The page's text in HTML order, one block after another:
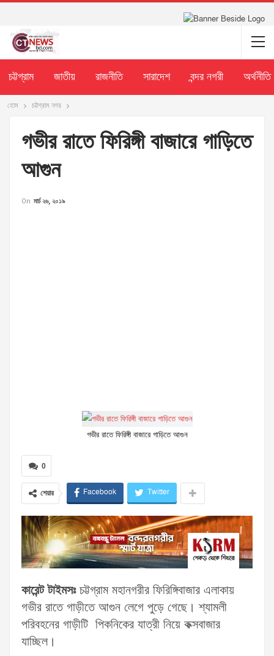
চট্টগ্রাম জাতীয় রাজনীতি সারাদেশ বন্দর নগরী অর্থনীতি
হোম চট্টগ্রাম নগর
গভীর রাতে ফিরিঙ্গী বাজারে গাড়িতে
আগুন
On মার্চ ২৬, ২০১৯
গভীর রাতে ফিরিঙ্গী বাজারে গাড়িতে আগুন
0
শেয়ার Facebook Twitter
কারেন্ট টাইমসঃচট্টগ্রাম মহানগরীর ফিরিঙ্গিবাজার এলাকায়
গভীর রাতে গাড়ীতে আগুন লেগে পুড়ে গেছে। শ্যামলী
পরিবহনের গাড়ীটি পিকনিকের যাত্রী নিয়ে কক্সবাজার
যাচ্ছিল।